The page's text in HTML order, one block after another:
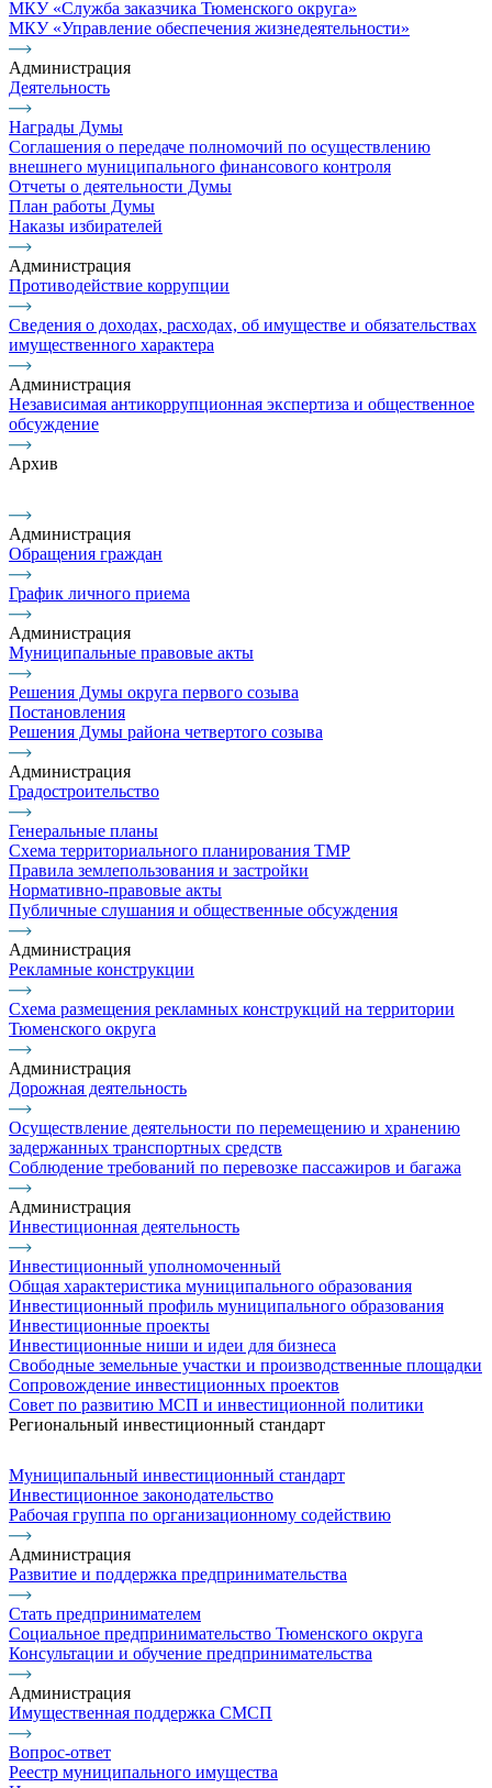
МКУ «Служба заказчика Тюменского округа»
МКУ «Управление обеспечения жизнедеятельности»
Администрация
Деятельность
Награды Думы
Соглашения о передаче полномочий по осуществлению
внешнего муниципального финансового контроля
Отчеты о деятельности Думы
План работы Думы
Наказы избирателей
Администрация
Противодействие коррупции
Сведения о доходах, расходах, об имуществе и обязательствах
имущественного характера
Администрация
Независимая антикоррупционная экспертиза и общественное
обсуждение
Архив
Администрация
Обращения граждан
График личного приема
Администрация
Муниципальные правовые акты
Решения Думы округа первого созыва
Постановления
Решения Думы района четвертого созыва
Администрация
Градостроительство
Генеральные планы
Схема территориального планирования ТМР
Правила землепользования и застройки
Нормативно-правовые акты
Публичные слушания и общественные обсуждения
Администрация
Рекламные конструкции
Схема размещения рекламных конструкций на территории
Тюменского округа
Администрация
Дорожная деятельность
Осуществление деятельности по перемещению и хранению
задержанных транспортных средств
Соблюдение требований по перевозке пассажиров и багажа
Администрация
Инвестиционная деятельность
Инвестиционный уполномоченный
Общая характеристика муниципального образования
Инвестиционный профиль муниципального образования
Инвестиционные проекты
Инвестиционные ниши и идеи для бизнеса
Свободные земельные участки и производственные площадки
Сопровождение инвестиционных проектов
Совет по развитию МСП и инвестиционной политики
Региональный инвестиционный стандарт
Муниципальный инвестиционный стандарт
Инвестиционное законодательство
Рабочая группа по организационному содействию
Администрация
Развитие и поддержка предпринимательства
Стать предпринимателем
Социальное предпринимательство Тюменского округа
Консультации и обучение предпринимательства
Администрация
Имущественная поддержка СМСП
Вопрос-ответ
Реестр муниципального имущества